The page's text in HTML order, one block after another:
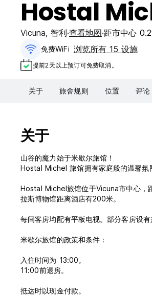
Hostal
Vicuna, 智利 查看地图 距市中心
免费WiFi 浏览所有 15 设施
提前2天以上预订可免费取消。
关于 旅舍规则 位置 评论
关于
山谷的魔力始于米歇尔旅馆！
Hostal Michel 旅馆拥有家庭般的温馨氛
Hostal Michel旅馆位于Vicuna市中心，
拉斯博物馆距离酒店有200米。
每间客房均配有平板电视。部分客房设
米歇尔旅馆的政策和条件：
入住时间为 13:00。
11:00前退房。
抵达时以现金付款。